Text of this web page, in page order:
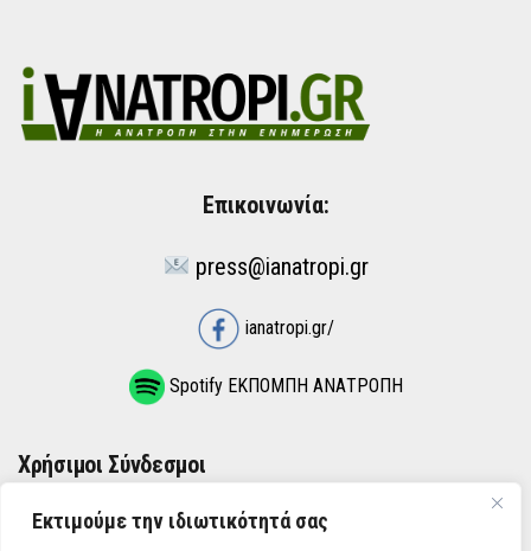
Εκτιμούμε την ιδιωτικότητά σας
Επικοινωνία:
press@ianatropi.gr
ianatropi.gr/
Spotify ΕΚΠΟΜΠΗ ΑΝΑΤΡΟΠΗ
Χρήσιμοι Σύνδεσμοι
ΌΡΟΙ ΧΡΉΣΗΣ